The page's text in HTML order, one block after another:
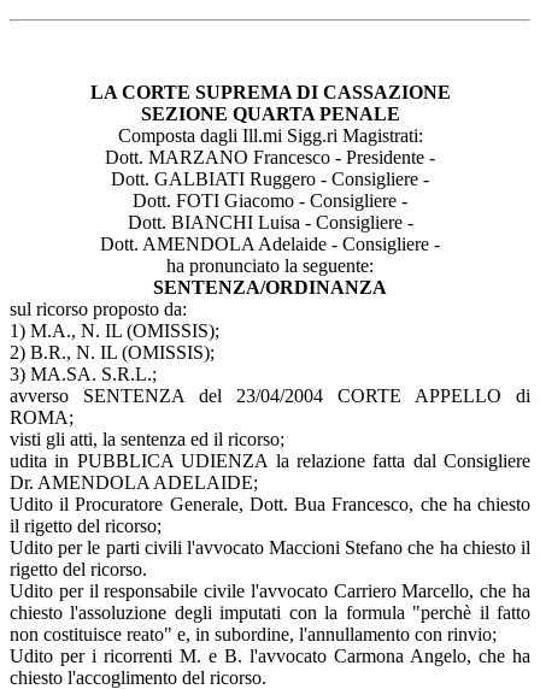
LA CORTE SUPREMA DI CASSAZIONE
SEZIONE QUARTA PENALE
Composta dagli Ill.mi Sigg.ri Magistrati:
Dott. MARZANO Francesco - Presidente -
Dott. GALBIATI Ruggero - Consigliere -
Dott. FOTI Giacomo - Consigliere -
Dott. BIANCHI Luisa - Consigliere -
Dott. AMENDOLA Adelaide - Consigliere -
ha pronunciato la seguente:
SENTENZA/ORDINANZA
sul ricorso proposto da:
1) M.A., N. IL (OMISSIS);
2) B.R., N. IL (OMISSIS);
3) MA.SA. S.R.L.;
avverso SENTENZA del 23/04/2004 CORTE APPELLO di
ROMA;
visti gli atti, la sentenza ed il ricorso;
udita in PUBBLICA UDIENZA la relazione fatta dal Consigliere
Dr. AMENDOLA ADELAIDE;
Udito il Procuratore Generale, Dott. Bua Francesco, che ha chiesto
il rigetto del ricorso;
Udito per le parti civili l'avvocato Maccioni Stefano che ha chiesto il
rigetto del ricorso.
Udito per il responsabile civile l'avvocato Carriero Marcello, che ha
chiesto l'assoluzione degli imputati con la formula "perchè il fatto
non costituisce reato" e, in subordine, l'annullamento con rinvio;
Udito per i ricorrenti M. e B. l'avvocato Carmona Angelo, che ha
chiesto l'accoglimento del ricorso.